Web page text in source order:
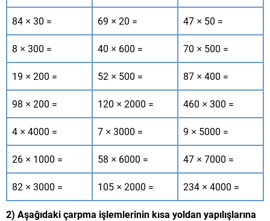
84 × 30 = 69 × 20 = 47 × 50 =
8 × 300 = 40 × 600 = 70 × 500 =
19 × 200 = 52 × 500 = 87 × 400 =
98 × 200 = 120 × 2000 = 460 × 300 =
4 × 4000 = 7 × 3000 = 9 × 5000 =
26 × 1000 = 58 × 6000 = 47 × 7000 =
82 × 3000 = 105 × 2000 = 234 × 4000 =
2) Aşağıdaki çarpma işlemlerinin kısa yoldan yapılışlarına